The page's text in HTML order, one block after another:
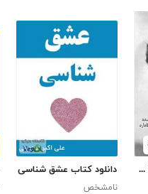
دانلود کتاب ایمان شما ثروت شماست دانلود کتاب عشق شناسی
نامشخص